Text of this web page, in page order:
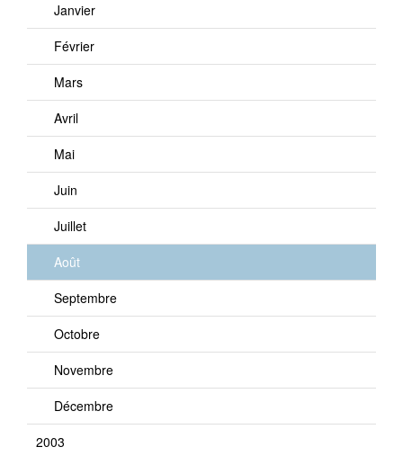
Janvier
Février
Mars
Avril
Mai
Juin
Juillet
Août
Septembre
Octobre
Novembre
Décembre
2003